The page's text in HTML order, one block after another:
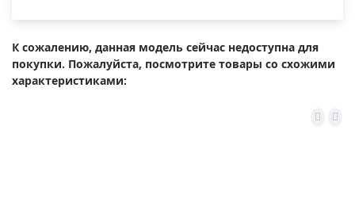
К сожалению, данная модель сейчас недоступна для
покупки. Пожалуйста, посмотрите товары со схожими
характеристиками: